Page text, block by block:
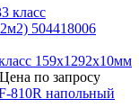
159х1292х10мм
Цена по запросу